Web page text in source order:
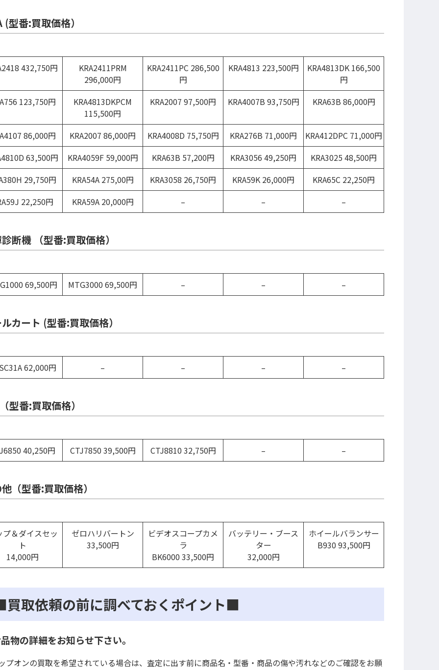
(型番:買取価格）
432,750円
KRA2411PRM
296,000円
KRA2411PC 286,500
円
KRA4813 223,500円
KRA4813DK 166,500
円
123,750円
KRA4813DKPCM
115,500円
KRA2007 97,500円 KRA4007B 93,750円 KRA63B 86,000円
86,000円 KRA2007 86,000円 KRA4008D 75,750円 KRA276B 71,000円
KRA412DPC 71,000円
63,500円
KRA4059F 59,000円 KRA63B 57,200円 KRA3056 49,250円
KRA3025 48,500円
29,750円
KRA54A 275,00円 KRA3058 26,750円 KRA59K 26,000円
KRA65C 22,250円
22,250円
KRA59A 20,000円 – – –
断機 （型番:買取価格）
69,500円 MTG3000 69,500円 – – –
カート (型番:買取価格）
62,000円 – – – –
型番:買取価格）
40,250円 CTJ7850 39,500円 CTJ8810 32,750円 – –
（型番:買取価格）
プ＆ダイスセッ
ト
14,000円
ゼロハリバートン
33,500円
ビデオスコープカメ
ラ
BK6000 33,500円
バッテリー・ブース
ター
32,000円
ホイールバランサー
B930 93,500円
取依頼の前に調べておくポイント■
物の詳細をお知らせ下さい。
プオンの買取を希望されている場合は、査定に出す前に商品名・型番・商品の傷や汚れなどのご確認をお願